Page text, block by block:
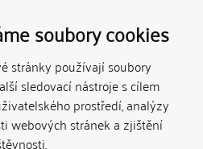
soubory cookies
stránky používají soubory
sledovací nástroje s cílem
prostředí, analýzy
webových stránek a zjištění
k
not
of